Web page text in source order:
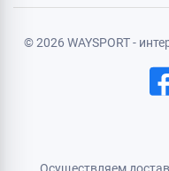
© 2026 WAYSPORT -
Осуществляем